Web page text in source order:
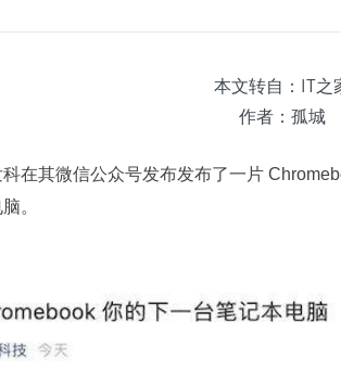
本文转自：IT之
作者：孤城
在其微信公众号发布发布了一片
。